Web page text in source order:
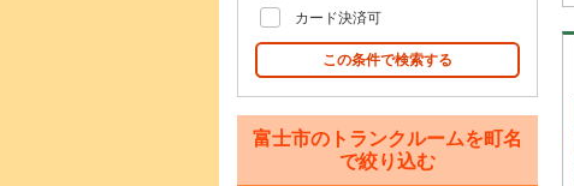
カード決済可
この条件で検索する
富士市のトランクルームを町名
で絞り込む